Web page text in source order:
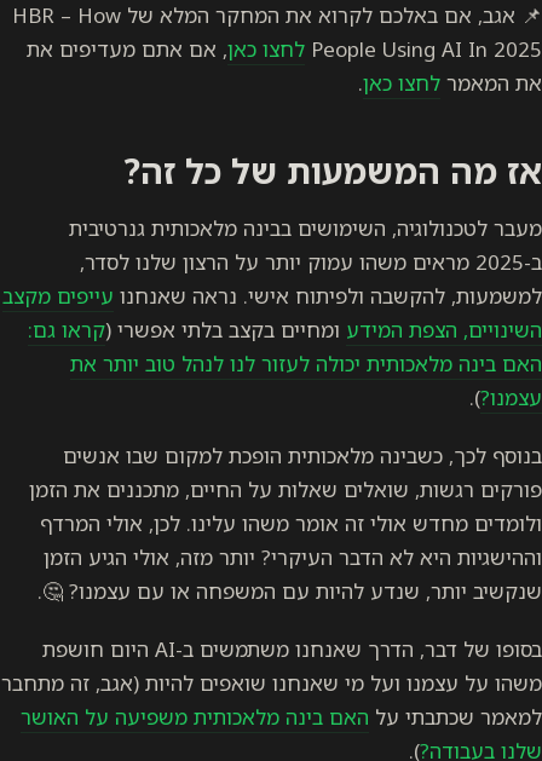
📌 אגב, אם באלכם לקרוא את המחקר המלא של HBR – How
People Using AI In 2025 לחצו כאן, אם אתם מעדיפים את
את המאמר לחצו כאן.
אז מה המשמעות של כל זה?
מעבר לטכנולוגיה, השימושים בבינה מלאכותית גנרטיבית
ב-2025 מראים משהו עמוק יותר על הרצון שלנו לסדר,
למשמעות, להקשבה ולפיתוח אישי. נראה שאנחנו עייפים מקצב
השינויים, הצפת המידע ומחיים בקצב בלתי אפשרי (קראו גם:
האם בינה מלאכותית יכולה לעזור לנו לנהל טוב יותר את
עצמנו?).
בנוסף לכך, כשבינה מלאכותית הופכת למקום שבו אנשים
פורקים רגשות, שואלים שאלות על החיים, מתכננים את הזמן
ולומדים מחדש אולי זה אומר משהו עלינו. לכן, אולי המרדף
וההישגיות היא לא הדבר העיקרי? יותר מזה, אולי הגיע הזמן
שנקשיב יותר, שנדע להיות עם המשפחה או עם עצמנו? 🤔.
בסופו של דבר, הדרך שאנחנו משתמשים ב-AI היום חושפת
משהו על עצמנו ועל מי שאנחנו שואפים להיות (אגב, זה מתחבר
למאמר שכתבתי על האם בינה מלאכותית משפיעה על האושר
שלנו בעבודה?).